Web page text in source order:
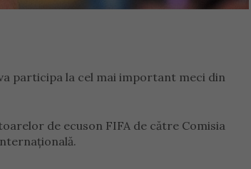
participa la cel mai important meci din
de ecuson FIFA de către Comisia